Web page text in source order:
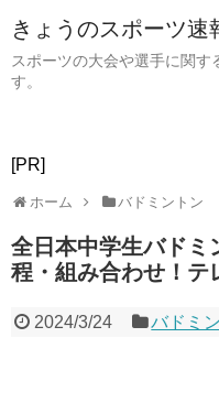
きょうのスポーツ速
スポーツの大会や選手に関す
す。
[PR]
ホーム バドミントン
全日本中学生バドミ
程・組み合わせ！テ
2024/3/24 バドミ